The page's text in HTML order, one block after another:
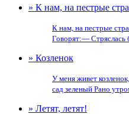
» К нам, на пестрые
К нам, на пестрые
Говорят:— Стряслась
» Козленок
У меня живет
сад зеленый Рано
» Летят, летят!